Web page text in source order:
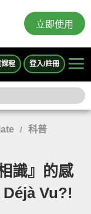
立即使用
程 登入/註冊
/
科普
識』的感
Vu?!